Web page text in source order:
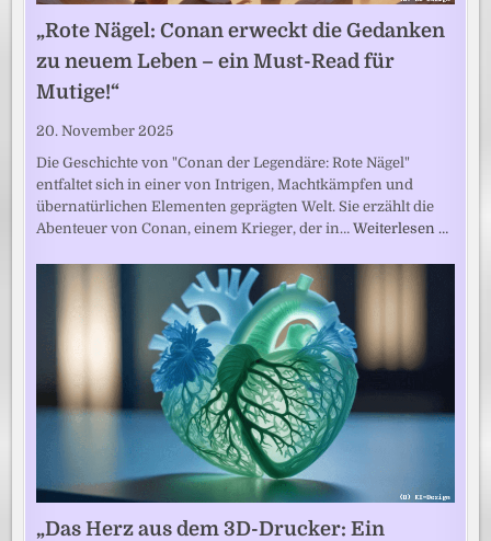
„Rote Nägel: Conan erweckt die Gedanken
zu neuem Leben – ein Must-Read für
Mutige!“
20. November 2025
Die Geschichte von "Conan der Legendäre: Rote Nägel"
entfaltet sich in einer von Intrigen, Machtkämpfen und
übernatürlichen Elementen geprägten Welt. Sie erzählt die
Abenteuer von Conan, einem Krieger, der in…Weiterlesen …
„Das Herz aus dem 3D-Drucker: Ein